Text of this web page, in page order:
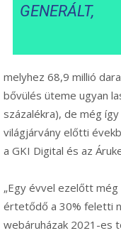
GENERÁLT,
melyhez 68,9 millió
bővülés üteme ugyan
százalékra), de még
világjárvány előtti
a GKI Digital és az
„Egy évvel ezelőtt
értetődő a 30% feletti
webáruházak 2021-es